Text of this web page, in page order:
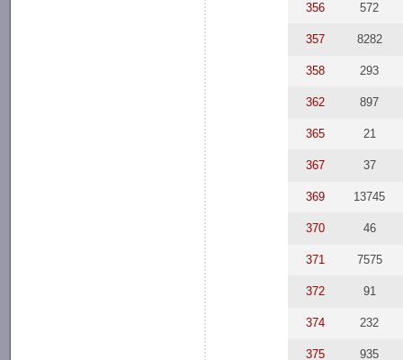
356 572
357 8282
358 293
362 897
365 21
367 37
369 13745
370 46
371 7575
372 91
374 232
375 935